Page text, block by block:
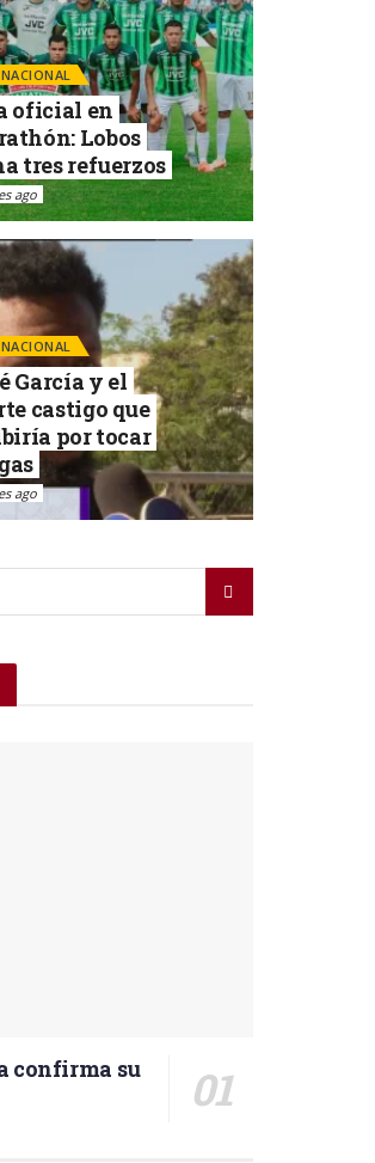
oficial en
Lobos
tres refuerzos
ago
García y el
castigo que
por tocar
ago
confirma su